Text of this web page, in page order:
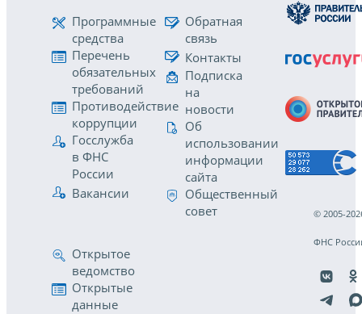
Программные
средства
Перечень
обязательных
требований
Противодействие
коррупции
Госслужба
в ФНС
России
Вакансии
Обратная
связь
Контакты
Подписка
на
новости
Об
использовании
информации
сайта
Общественный
совет
Открытое
ведомство
Открытые
данные
© 2005-
ФНС